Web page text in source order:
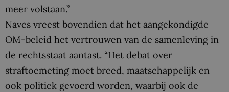
meer volstaan.”
Naves vreest bovendien dat het aangekondigde
OM-beleid het vertrouwen van de samenleving in
de rechtsstaat aantast. “Het debat over
straftoemeting moet breed, maatschappelijk en
ook politiek gevoerd worden, waarbij ook de